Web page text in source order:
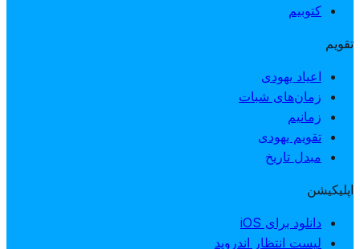
کتوبیم
تقویم
اعیاد یهودی
زمان‌های شبات
زمانیم
تقویم یهودی
مبدل تاریخ
اپلیکیشن
دانلود برای iOS
لیست انتظار اندروید